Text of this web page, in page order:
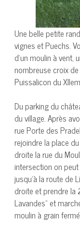
Une belle petite
vignes et Puechs.
d’un moulin à vent,
nombreuse croix
Puissalicon du
Du parking du
du village. Après
rue Porte des
rejoindre la place
droite la rue du
intersection on
jusqu’à la route de
droite et prendre la
Lavandes” et
moulin à grain